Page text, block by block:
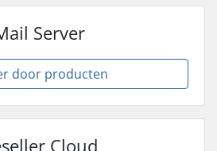
Server
door producten
Cloud